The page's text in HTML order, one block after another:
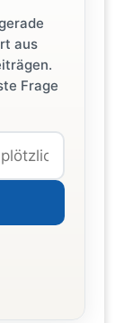
aus
Frage